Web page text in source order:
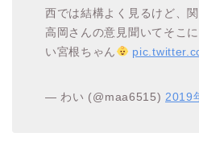
西では結構よく見るけど、
高岡さんの意見聞いてそこ
い宮根ちゃん
— わい (@maa6515) 2019